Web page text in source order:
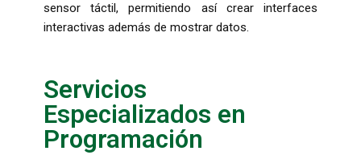
sensor táctil, permitiendo así crear interfaces
interactivas además de mostrar datos.
Servicios
Especializados en
Programación